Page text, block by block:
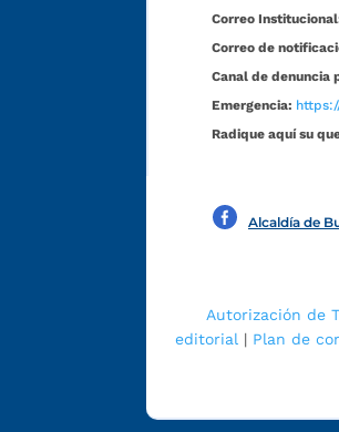
Correo
Correo de
Canal de denuncia
Emergencia:
Radique aquí su
Alcaldía de
Autorización de
editorial | Plan de